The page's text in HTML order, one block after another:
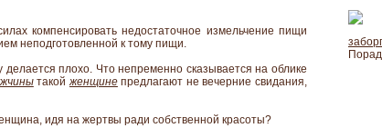
компенсировать недостаточное измельчение пищи
неподготовленной к тому пищи.
плохо. Что непременно сказывается на облике
такойженщинепредлагают не вечерние свидания,
идя на жертвы ради собственной красоты?